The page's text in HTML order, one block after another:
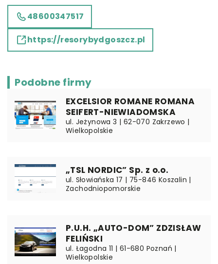
48600347517
https://resorybydgoszcz.pl
Podobne firmy
EXCELSIOR ROMANE ROMANA
SEIFERT-NIEWIADOMSKA
ul. Jeżynowa 3 | 62-070 Zakrzewo |
Wielkopolskie
„TSL NORDIC” Sp. z o.o.
ul. Słowiańska 17 | 75-846 Koszalin |
Zachodniopomorskie
P.U.H. „AUTO-DOM” ZDZISŁAW
FELIŃSKI
ul. Łagodna 11 | 61-680 Poznań |
Wielkopolskie